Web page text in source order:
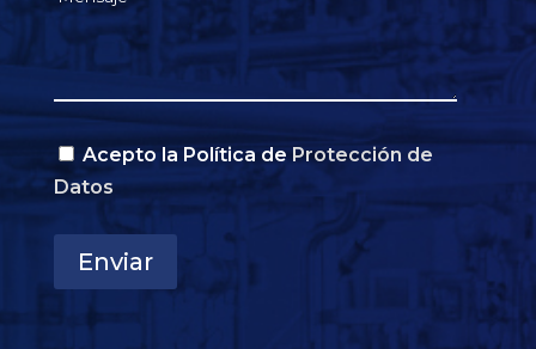
Acepto la Política de Protección de
Datos
Enviar